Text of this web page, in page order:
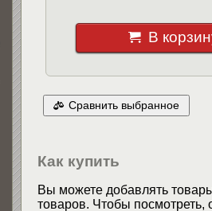
В
Сравнить выбранное
Как купить
Вы можете добавлять
товаров. Чтобы посмотреть,